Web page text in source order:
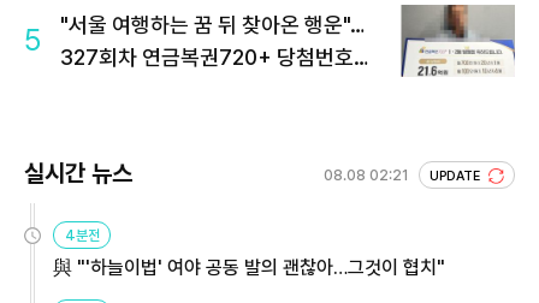
5
"서울 여행하는 꿈 뒤 찾아온 행운"…
327회차 연금복권720+ 당첨번호조
실시간 뉴스 08.08 02:21 UPDATE
4분전
與 "'하늘이법' 여야 공동 발의 괜찮아…그것이 협치"